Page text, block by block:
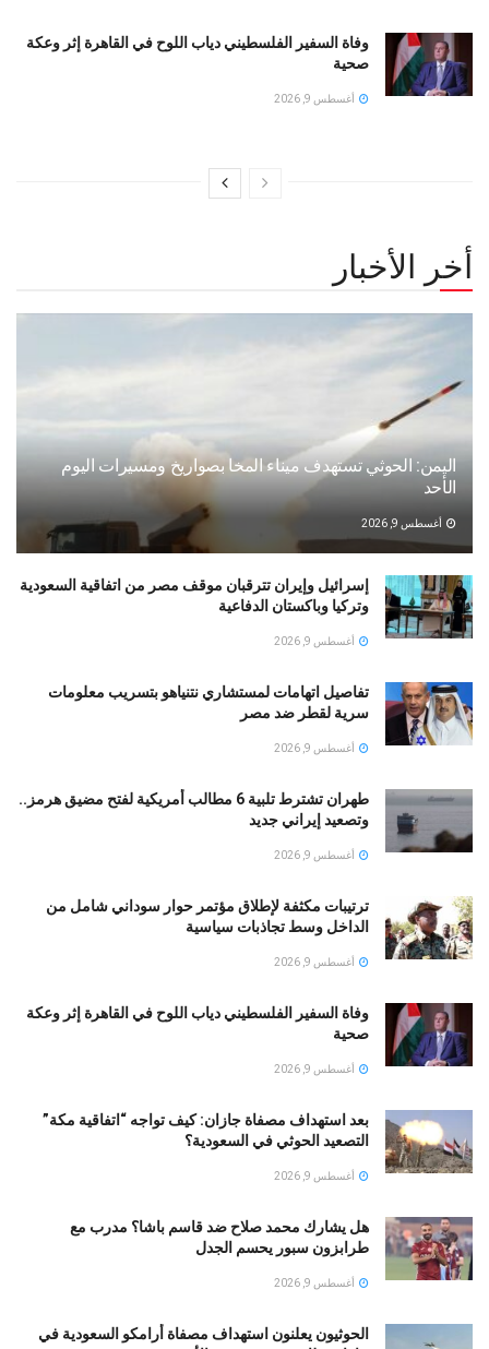
وفاة السفير الفلسطيني دياب اللوح في القاهرة إثر وعكة
صحية
أغسطس 9, 2026
أخر الأخبار
اليمن: الحوثي تستهدف ميناء المخا بصواريخ ومسيرات اليوم
الأحد
أغسطس 9, 2026
إسرائيل وإيران تترقبان موقف مصر من اتفاقية السعودية
وتركيا وباكستان الدفاعية
أغسطس 9, 2026
تفاصيل اتهامات لمستشاري نتنياهو بتسريب معلومات
سرية لقطر ضد مصر
أغسطس 9, 2026
طهران تشترط تلبية 6 مطالب أمريكية لفتح مضيق هرمز..
وتصعيد إيراني جديد
أغسطس 9, 2026
ترتيبات مكثفة لإطلاق مؤتمر حوار سوداني شامل من
الداخل وسط تجاذبات سياسية
أغسطس 9, 2026
وفاة السفير الفلسطيني دياب اللوح في القاهرة إثر وعكة
صحية
أغسطس 9, 2026
بعد استهداف مصفاة جازان: كيف تواجه “اتفاقية مكة”
التصعيد الحوثي في السعودية؟
أغسطس 9, 2026
هل يشارك محمد صلاح ضد قاسم باشا؟ مدرب مع
طرابزون سبور يحسم الجدل
أغسطس 9, 2026
الحوثيون يعلنون استهداف مصفاة أرامكو السعودية في